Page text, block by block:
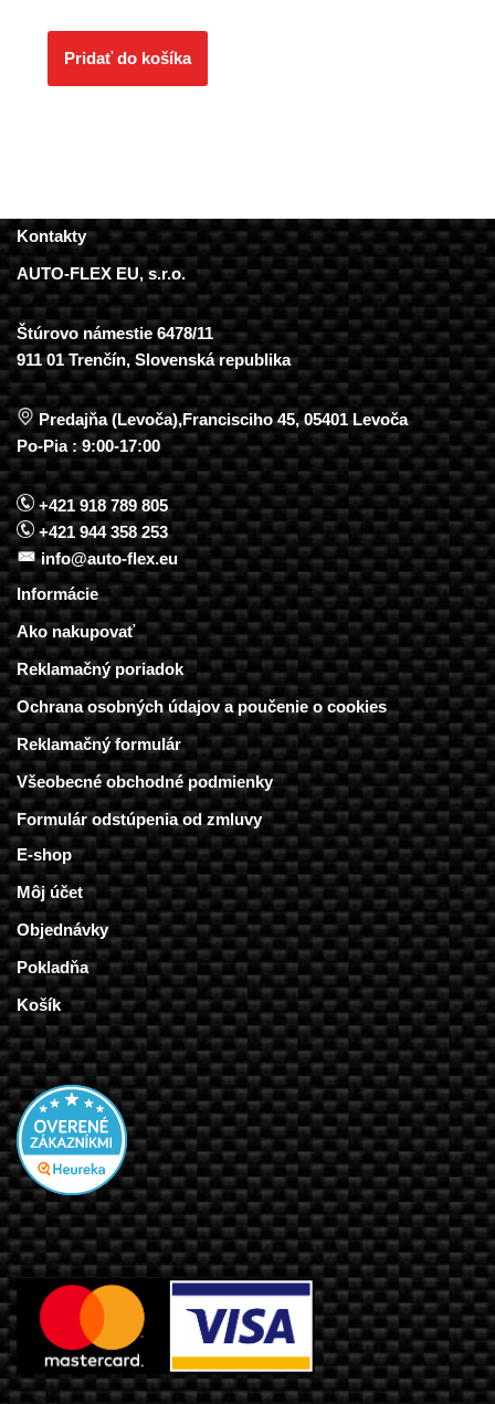
Pridať do košíka
Kontakty
AUTO-FLEX EU, s.r.o.
Štúrovo námestie 6478/11
911 01 Trenčín, Slovenská republika
Predajňa (Levoča),Francisciho 45, 05401 Levoča
Po-Pia : 9:00-17:00
+421 918 789 805
+421 944 358 253
info@auto-flex.eu
Informácie
Ako nakupovať
Reklamačný poriadok
Ochrana osobných údajov a poučenie o cookies
Reklamačný formulár
Všeobecné obchodné podmienky
Formulár odstúpenia od zmluvy
E-shop
Môj účet
Objednávky
Pokladňa
Košík